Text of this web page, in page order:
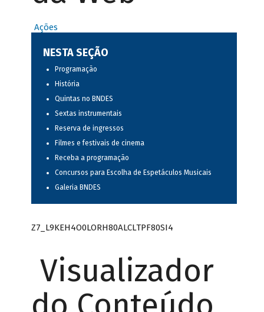
Ações
NESTA SEÇÃO
Programação
História
Quintas no BNDES
Sextas instrumentais
Reserva de ingressos
Filmes e festivais de cinema
Receba a programação
Concursos para Escolha de Espetáculos Musicais
Galeria BNDES
Z7_L9KEH4O0LORH80ALCLTPF80SI4
Visualizador